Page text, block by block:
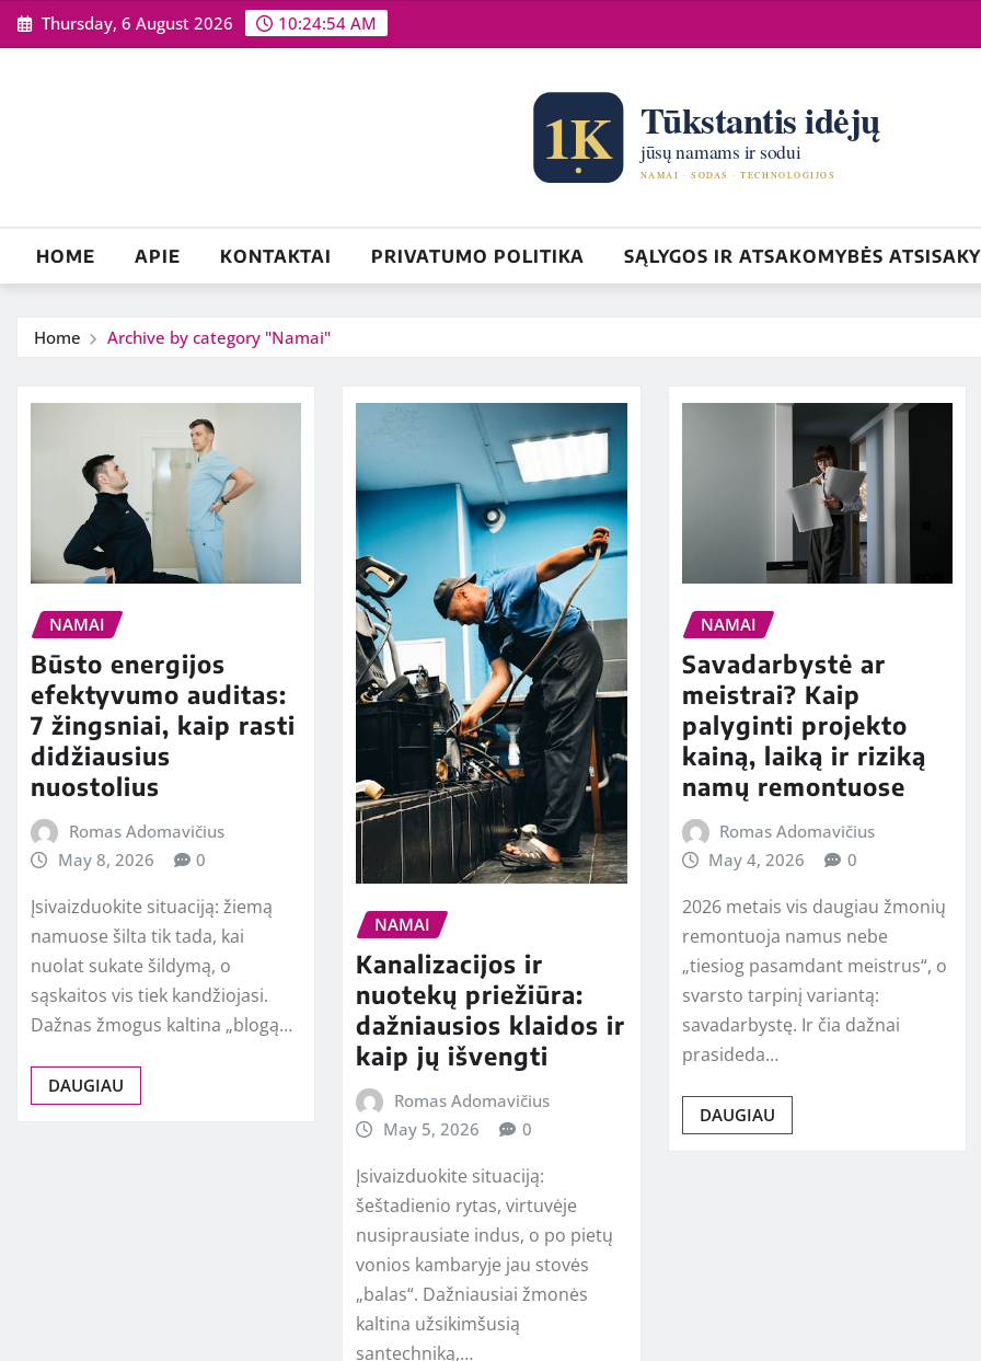
Skip
to
Thursday, 6 August 2026 10:24:55 AM
HOME APIE KONTAKTAI PRIVATUMO POLITIKA SĄLYGOS IR ATSAKOMYBĖS
Home Archive by category "Namai"
NAMAI
Būsto energijos
efektyvumo auditas:
7 žingsniai, kaip rasti
didžiausius
nuostolius
Romas Adomavičius
May 8, 2026
0
Įsivaizduokite situaciją: žiemą
namuose šilta tik tada, kai
nuolat sukate šildymą, o
sąskaitos vis tiek kandžiojasi.
Dažnas žmogus kaltina „blogą…
DAUGIAU
NAMAI
Kanalizacijos ir
nuotekų priežiūra:
dažniausios klaidos ir
kaip jų išvengti
Romas Adomavičius
May 5, 2026
0
Įsivaizduokite situaciją:
šeštadienio rytas, virtuvėje
nusiprausiate indus, o po pietų
vonios kambaryje jau stovės
„balas“. Dažniausiai žmonės
kaltina užsikimšusią
santechniką,…
NAMAI
Savadarbystė ar
meistrai? Kaip
palyginti projekto
kainą, laiką ir riziką
namų remontuose
Romas Adomavičius
May 4, 2026
0
2026 metais vis daugiau žmonių
remontuoja namus nebe
„tiesiog pasamdant meistrus“, o
svarsto tarpinį variantą:
savadarbystę. Ir čia dažnai
prasideda…
DAUGIAU